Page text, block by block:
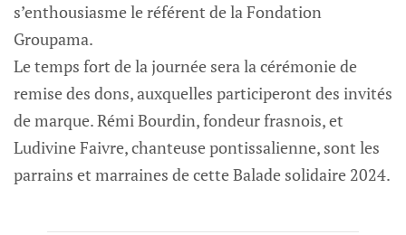
s’enthousiasme le référent de la Fondation
Groupama.
Le temps fort de la journée sera la cérémonie de
remise des dons, auxquelles participeront des invités
de marque. Rémi Bourdin, fondeur frasnois, et
Ludivine Faivre, chanteuse pontissalienne, sont les
parrains et marraines de cette Balade solidaire 2024.